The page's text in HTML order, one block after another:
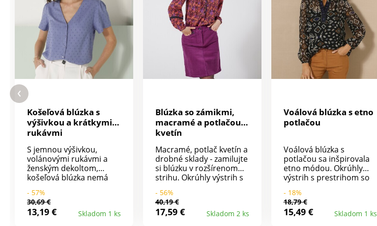
Košeľová blúzka s
výšivkou a krátkymi
rukávmi
S jemnou výšivkou,
volánovými rukávmi a
ženským dekoltom,
košeľová blúzka nemá
V. Prsné záševky. Vpredu
gombíková léga. Krátke
volánové rukávy.
- 57%
30,69 €
13,19 € Skladom 1 ks
Blúzka so zámikmi,
macramé a potlačou
kvetín
Macramé, potlač kvetín a
drobné sklady - zamilujte
si blúzku v rozšírenom
strihu. Okrúhly výstrih s
prámikom. Vpredu
prešité sklady. Dlhé
široké rukávy s macramé
- 56%
40,19 €
17,59 € Skladom 2 ks
Voálová blúzka s etno
potlačou
Voálová blúzka s
potlačou sa inšpirovala
etno módou. Okrúhly
výstrih s prestrihom so
lemom a kontrastnou
potlačou. Dlhé, mierne
nadýchané rukávy.
- 18%
18,79 €
15,49 € Skladom 1 ks